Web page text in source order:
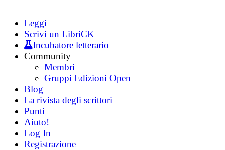
Leggi
Scrivi un LibriCK
Incubatore letterario
Community
Membri
Gruppi Edizioni Open
Blog
La rivista degli scrittori
Punti
Aiuto!
Log In
Registrazione